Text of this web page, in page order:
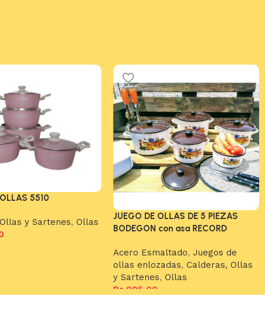
5510
y Sartenes,Ollas
JUEGO DE OLLAS DE 5 PIEZAS
BODEGON con asa RECORD
Acero Esmaltado,Juegos de
ollas enlozadas,Calderas, Ollas
y Sartenes,Ollas
Bs. 995,00